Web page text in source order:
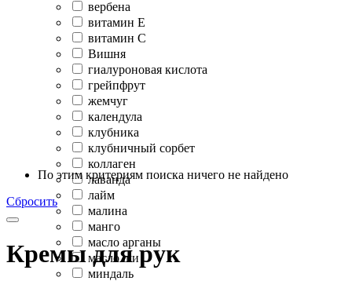
вербена
витамин Е
витамин С
Вишня
гиалуроновая кислота
грейпфрут
жемчуг
календула
клубника
клубничный сорбет
коллаген
лаванда
лайм
малина
манго
масло арганы
масло ши
миндаль
По этим критериям поиска ничего не найдено
Сбросить
Кремы для рук